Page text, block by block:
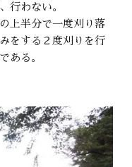
行わない。
上半分で一度刈り落
をする２度刈りを行
ある。